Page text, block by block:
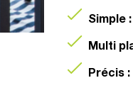
Simple :
Multi
Précis :